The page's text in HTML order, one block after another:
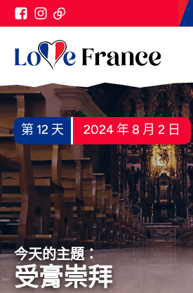
第 12 天 2024 年 8 月 2 日
今天的主題：
受膏崇拜